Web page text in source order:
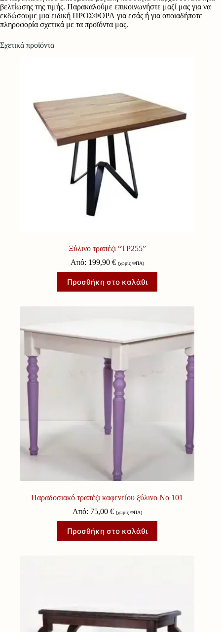
βελτίωσης της τιμής. Παρακαλούμε επικοινωνήστε μαζί μας για να
εκδώσουμε μια ειδική ΠΡΟΣΦΟΡΑ για εσάς ή για οποιαδήποτε
πληροφορία σχετικά με τα προϊόντα μας.
Σχετικά προϊόντα
Ξύλινο τραπέζι “ΤΡ255”
Από: 199,90 € (χωρίς ΦΠΑ)
Προσθήκη στο καλάθι
Παραδοσιακό τραπέζι καφενείου ξύλινο Νο 101
Από: 75,00 € (χωρίς ΦΠΑ)
Προσθήκη στο καλάθι